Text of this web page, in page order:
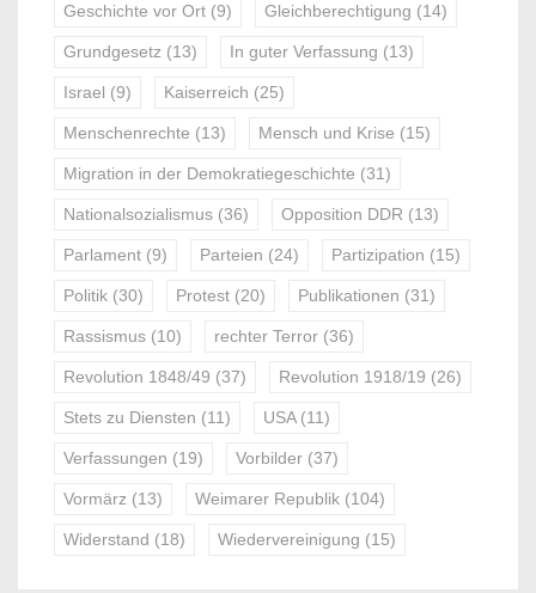
Geschichte vor Ort (9) Gleichberechtigung (14)
Grundgesetz (13) In guter Verfassung (13)
Israel (9) Kaiserreich (25)
Menschenrechte (13) Mensch und Krise (15)
Migration in der Demokratiegeschichte (31)
Nationalsozialismus (36) Opposition DDR (13)
Parlament (9) Parteien (24) Partizipation (15)
Politik (30) Protest (20) Publikationen (31)
Rassismus (10) rechter Terror (36)
Revolution 1848/49 (37) Revolution 1918/19 (26)
Stets zu Diensten (11) USA(11)
Verfassungen (19) Vorbilder (37)
Vormärz (13) Weimarer Republik (104)
Widerstand (18) Wiedervereinigung (15)